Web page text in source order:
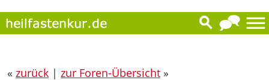
« zurück | zur Foren-Übersicht »